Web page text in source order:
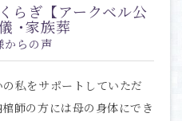
らぎ【アークベル公
･家族葬
からの声
私をサポートしていただ
師の方には母の身体にでき